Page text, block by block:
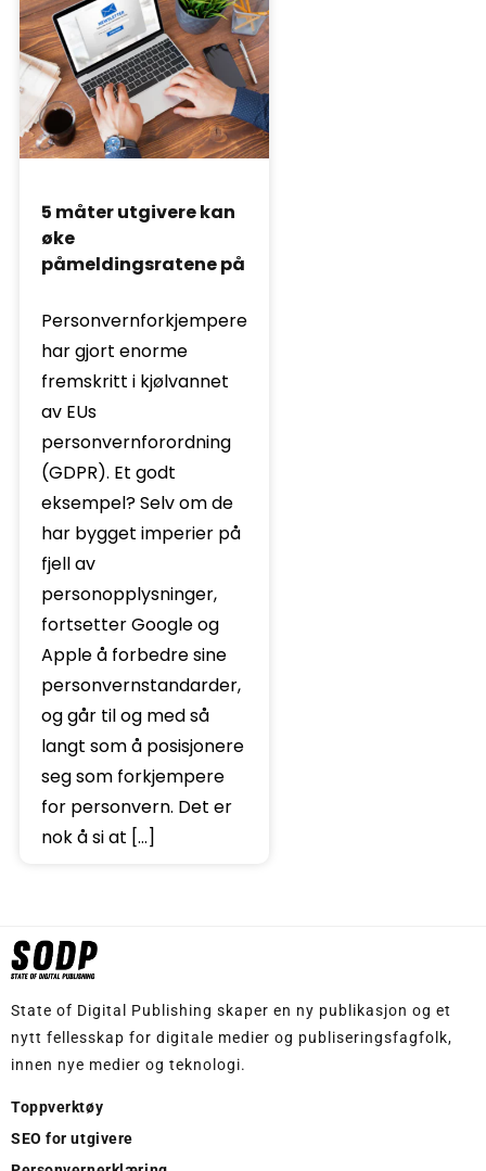
5 måter utgivere kan
øke
påmeldingsratene på
Personvernforkjempere
har gjort enorme
fremskritt i kjølvannet
av EUs
personvernforordning
(GDPR). Et godt
eksempel? Selv om de
har bygget imperier på
fjell av
personopplysninger,
fortsetter Google og
Apple å forbedre sine
personvernstandarder,
og går til og med så
langt som å posisjonere
seg som forkjempere
for personvern. Det er
nok å si at […]
State of Digital Publishing skaper en ny publikasjon og et
nytt fellesskap for digitale medier og publiseringsfagfolk,
innen nye medier og teknologi.
Toppverktøy
SEO for utgivere